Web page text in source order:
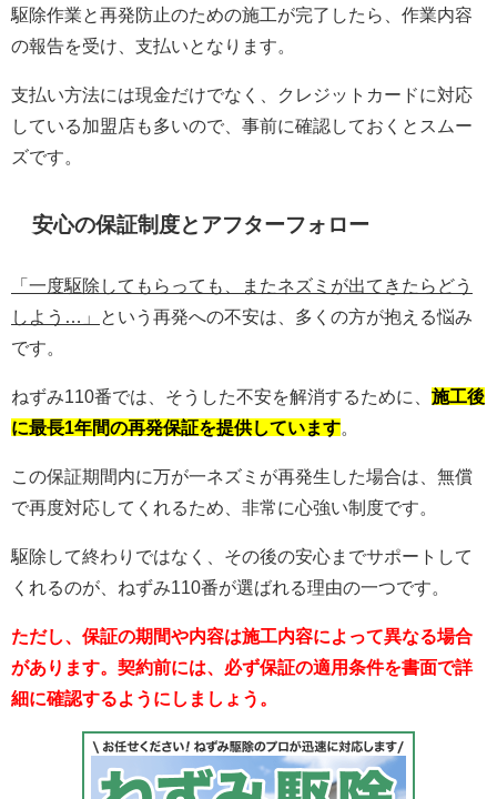
駆除作業と再発防止のための施工が完了したら、作業内容
の報告を受け、支払いとなります。
支払い方法には現金だけでなく、クレジットカードに対応
している加盟店も多いので、事前に確認しておくとスムー
ズです。
安心の保証制度とアフターフォロー
「一度駆除してもらっても、またネズミが出てきたらどう
しよう…」
という再発への不安は、多くの方が抱える悩み
です。
ねずみ110番では、そうした不安を解消するために、 施工後
に最長1年間の再発保証を提供しています。
この保証期間内に万が一ネズミが再発生した場合は、無償
で再度対応してくれるため、非常に心強い制度です。
駆除して終わりではなく、その後の安心までサポートして
くれるのが、ねずみ110番が選ばれる理由の一つです。
ただし、保証の期間や内容は施工内容によって異なる場合
があります。契約前には、必ず保証の適用条件を書面で詳
細に確認するようにしましょう。